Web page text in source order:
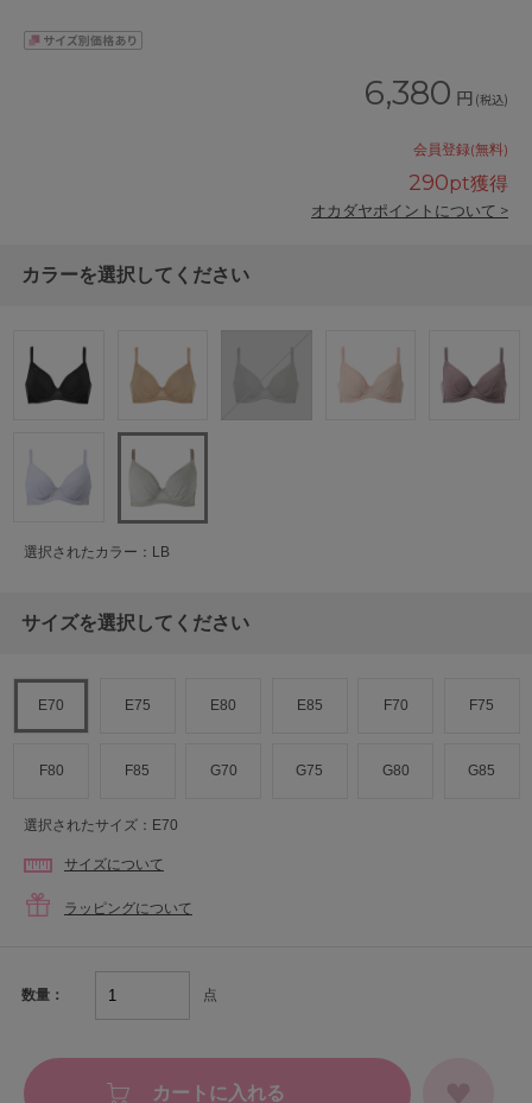
6,380 円 (税込)
会員登録(無料)
290pt獲得
オカダヤポイントについて >
カラーを選択してください
選択されたカラー：LB
サイズを選択してください
E70 E75 E80 E85 F70 F75
F80 F85 G70 G75 G80 G85
選択されたサイズ：E70
サイズについて
ラッピングについて
数量： 点
カートに入れる